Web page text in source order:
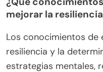
resiliencia mental.
comunes en su
Los atletas pueden